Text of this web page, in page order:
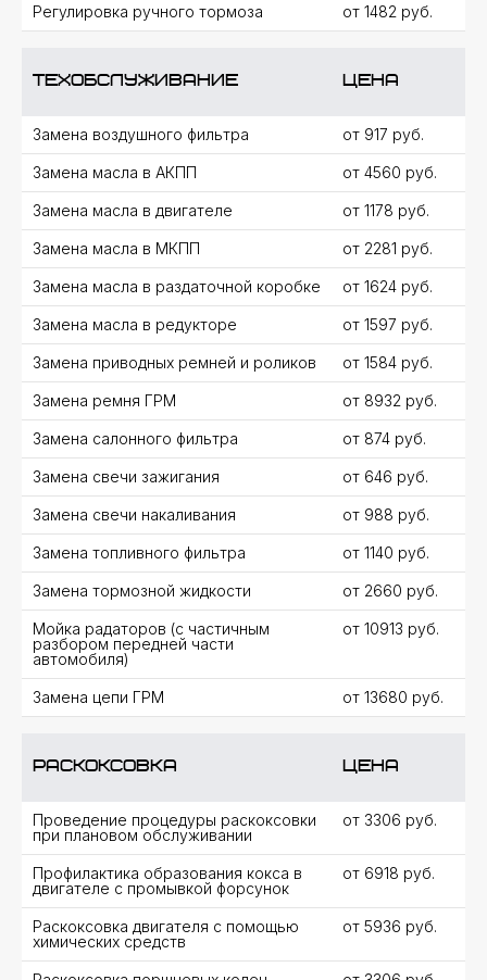
Регулировка ручного тормоза от 1482 руб.
Техобслуживание цена
Замена воздушного фильтра от 917 руб.
Замена масла в АКПП от 4560 руб.
Замена масла в двигателе от 1178 руб.
Замена масла в МКПП от 2281 руб.
Замена масла в раздаточной коробке от 1624 руб.
Замена масла в редукторе от 1597 руб.
Замена приводных ремней и роликов от 1584 руб.
Замена ремня ГРМ от 8932 руб.
Замена салонного фильтра от 874 руб.
Замена свечи зажигания от 646 руб.
Замена свечи накаливания от 988 руб.
Замена топливного фильтра от 1140 руб.
Замена тормозной жидкости от 2660 руб.
Мойка радаторов (с частичным
разбором передней части
автомобиля)
от 10913 руб.
Замена цепи ГРМ от 13680 руб.
Раскоксовка цена
Проведение процедуры раскоксовки
при плановом обслуживании
от 3306 руб.
Профилактика образования кокса в
двигателе с промывкой форсунок
от 6918 руб.
Раскоксовка двигателя с помощью
химических средств
от 5936 руб.
220+ ОТЗЫВОВ НА 5 ЗВЕЗД
В ЯНДЕКС КАРТАХ
ГАЛЕРЕЯ НАШЕГО СЕРВИСА